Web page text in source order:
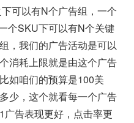
可以有N个广告组，一个
个SKU下可以有N个关键
，我们的广告活动是可以
消耗上限就是由这个广告
如咱们的预算是100美
少，这个就看每一个广告
告表现更好，点击率更